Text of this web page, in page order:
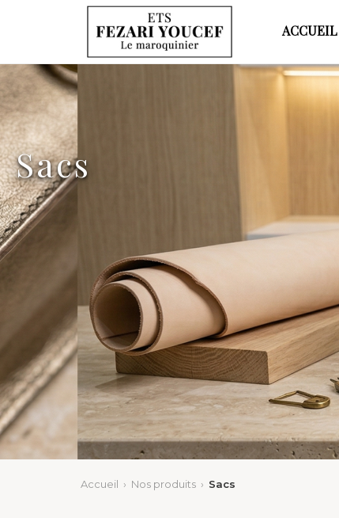
ACCUEIL
Sacs
Accueil › Nos produits › Sacs